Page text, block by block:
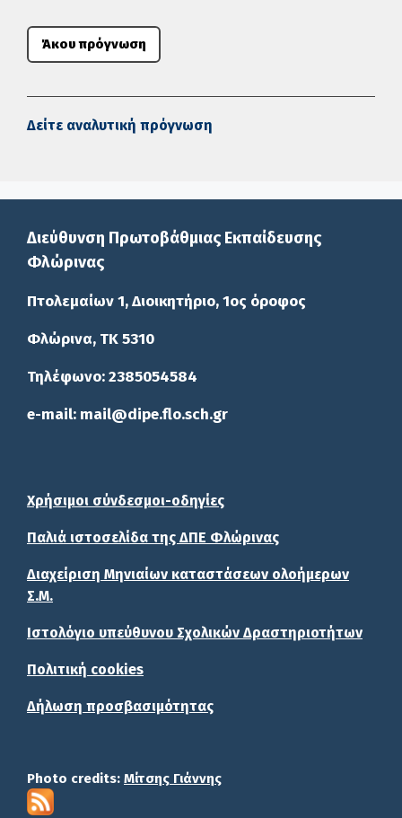
Άκου πρόγνωση
Δείτε αναλυτική πρόγνωση
Διεύθυνση Πρωτοβάθμιας Εκπαίδευσης
Φλώρινας
Πτολεμαίων 1, Διοικητήριο, 1ος όροφος
Φλώρινα, ΤΚ 5310
Τηλέφωνο: 2385054584
e-mail: mail@dipe.flo.sch.gr
Χρήσιμοι σύνδεσμοι-οδηγίες
Παλιά ιστοσελίδα της ΔΠΕ Φλώρινας
Διαχείριση Μηνιαίων καταστάσεων ολοήμερων
Σ.Μ.
Ιστολόγιο υπεύθυνου Σχολικών Δραστηριοτήτων
Πολιτική cookies
Δήλωση προσβασιμότητας
Photo credits: Μίτσης Γιάννης